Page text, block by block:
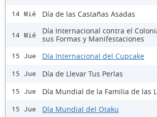
14 Mié Día de las Castañas Asadas
14 Mié
Día Internacional contra el
sus Formas y Manifestaciones
15 Jue Día Internacional del Cupcake
15 Jue Día de Llevar Tus Perlas
15 Jue Día Mundial de la Familia de las
15 Jue Día Mundial del Otaku